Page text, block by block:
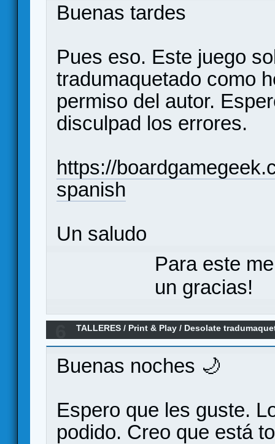
Buenas tardes
Pues eso. Este juego
tradumaquetado como
permiso del autor.
disculpad los errores.
https://
spanish
Un saludo
Para este
un gracias!
TALLERES / Print & Play / Desolate
Buenas noches 🌙
Espero que les guste.
podido. Creo que está